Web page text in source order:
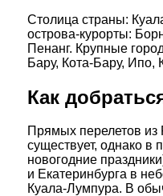
Столица страны:
острова-курорты:
Пенанг. Крупные
Бару, Кота-Бару, Ипо,
Как
Прямых перелетов
существует, однако в
новогодние
и Екатеринбурга в
Куала-Лумпура. В